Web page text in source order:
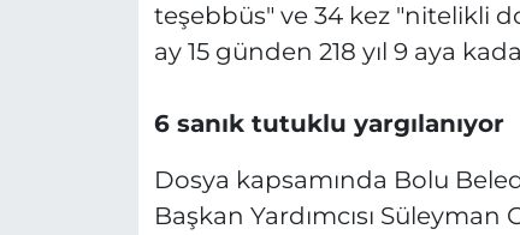
teşebbüs" ve 34 kez "nitelikli
ay 15 günden 218 yıl 9 aya
6 sanık tutuklu yargılanıyor
Dosya kapsamında Bolu
Başkan Yardımcısı